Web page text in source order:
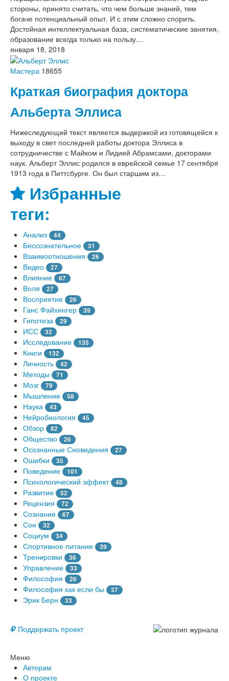
стороны, принято считать, что чем больше знаний, тем
богаче потенциальный опыт. И с этим сложно спорить.
Достойная интеллектуальная база, систематические занятия,
образование всегда только на пользу…
января 18, 2018
Мастера 18655
Краткая биография доктора
Альберта Эллиса
Нижеследующий текст является выдержкой из готовящейся к
выходу в свет последней работы доктора Эллиса в
сотрудничестве с Майком и Лидией Абрамсами, докторами
наук. Альберт Эллис родился в еврейской семье 17 сентября
1913 года в Питтсбурге. Он был старшим из…
Избранные
теги:
Анализ 44
Бессознательное 31
Взаимоотношения 26
Видео 27
Влияние 67
Воля 27
Восприятие 26
Ганс Файхингер 39
Гипотеза 29
ИСС 32
Исследование 135
Книги 132
Личность 42
Методы 71
Мозг 79
Мышление 58
Наука 43
Нейробиология 45
Обзор 82
Общество 26
Осознанные Сновидения 27
Ошибки 35
Поведение 101
Психологический эффект 48
Развитие 52
Рецензия 72
Сознание 67
Сон 32
Социум 34
Спортивное питание 39
Тренировки 36
Управление 33
Философия 26
Философия как если бы 37
Эрик Берн
33
Поддержать проект
Меню
Авторам
О проекте